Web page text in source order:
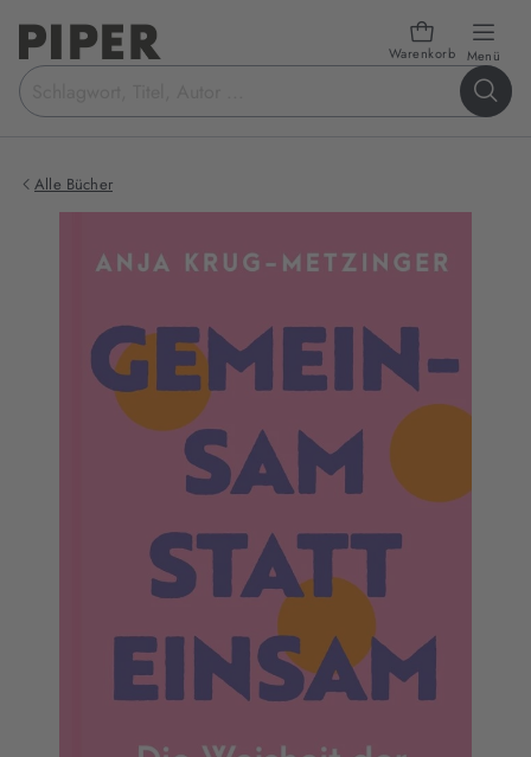
Warenkorb Menü
Suchbegriff
eingeben
Alle Bücher
Produktbilder
Buch